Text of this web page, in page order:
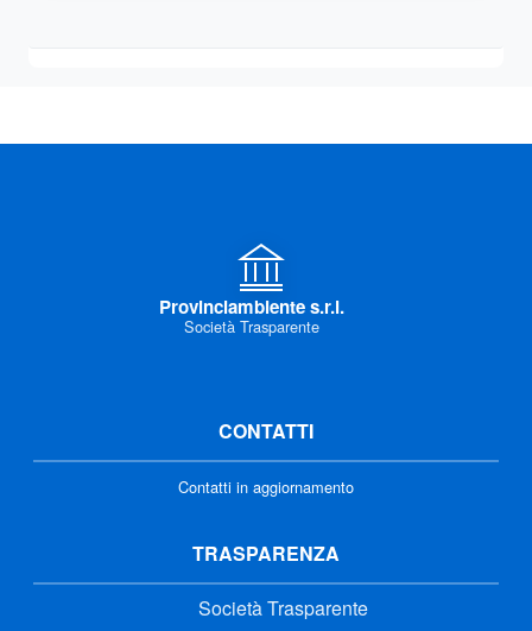
Provinciambiente s.r.l.
Società Trasparente
CONTATTI
Contatti in aggiornamento
TRASPARENZA
Società Trasparente